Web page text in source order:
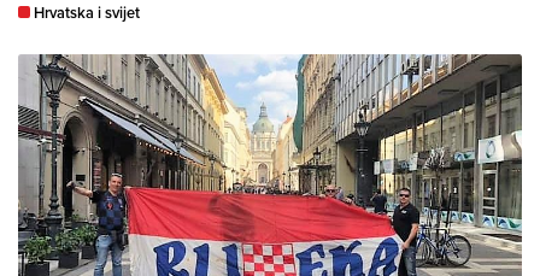
Hrvatska i svijet